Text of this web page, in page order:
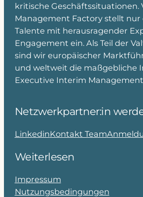
kritische Geschäftssituationen.
Management Factory stellt nur
Talente mit herausragender
Engagement ein. Als Teil der
sind wir europäischer
und weltweit die maßgebliche
Executive Interim
Netzwerkpartner:in
LinkedinKontakt Team
Weiterlesen
Impressum
Nutzungsbedingungen